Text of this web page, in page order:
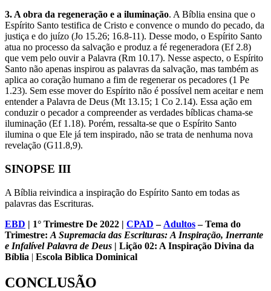
3. A obra da regeneração e a iluminação. A Bíblia ensina que o
Espírito Santo testifica de Cristo e convence o mundo do pecado, da
justiça e do juízo (Jo 15.26; 16.8-11). Desse modo, o Espírito Santo
atua no processo da salvação e produz a fé regeneradora (Ef 2.8)
que vem pelo ouvir a Palavra (Rm 10.17). Nesse aspecto, o Espírito
Santo não apenas inspirou as palavras da salvação, mas também as
aplica ao coração humano a fim de regenerar os pecadores (1 Pe
1.23). Sem esse mover do Espírito não é possível nem aceitar e nem
entender a Palavra de Deus (Mt 13.15; 1 Co 2.14). Essa ação em
conduzir o pecador a compreender as verdades bíblicas chama-se
iluminação (Ef 1.18). Porém, ressalta-se que o Espírito Santo
ilumina o que Ele já tem inspirado, não se trata de nenhuma nova
revelação (G11.8,9).
SINOPSE III
A Bíblia reivindica a inspiração do Espírito Santo em todas as
palavras das Escrituras.
EBD | 1° Trimestre De 2022 | CPAD – Adultos– Tema do
Trimestre: A Supremacia das Escrituras: A Inspiração, Inerrante
e Infalível Palavra de Deus | Lição 02: A Inspiração Divina da
Bíblia | Escola Biblica Dominical
CONCLUSÃO